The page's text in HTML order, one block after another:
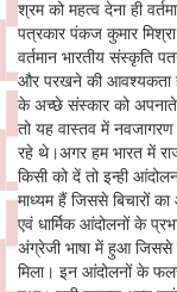
श्रम को महत्व देना ही
पत्रकार पंकज कुमार
वर्तमान भारतीय संस्कृति
और परखने की आवश्यकता है
के अच्छे संस्कार को अपनाते
तो यह वास्तव में
रहे थे।अगर हम भारत में
किसी को दें तो इन्ही
माध्यम हैं जिससे बिचारों
एवं धार्मिक आंदोलनों के
अंग्रेजी भाषा में हुआ जिससे
मिला। इन आंदोलनों के